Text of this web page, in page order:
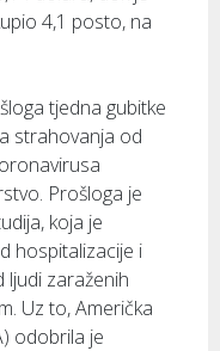
4,1 posto, na
tjedna gubitke
strahovanja od
Prošloga je
koja je
hospitalizacije i
ljudi zaraženih
Uz to, Američka
odobrila je